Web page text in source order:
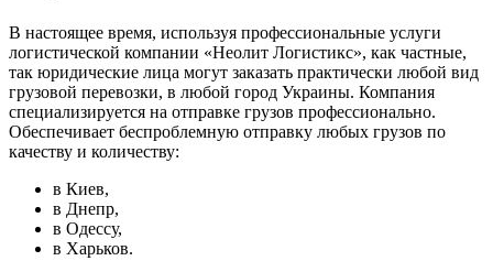
В настоящее время, используя профессиональные услуги
логистической компании «Неолит Логистикс», как частные,
так юридические лица могут заказать практически любой вид
грузовой перевозки, в любой город Украины. Компания
специализируется на отправке грузов профессионально.
Обеспечивает беспроблемную отправку любых грузов по
качеству и количеству:
в Киев,
в Днепр,
в Одессу,
в Харьков.